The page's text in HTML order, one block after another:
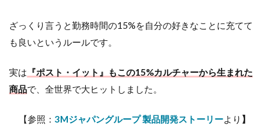
ざっくり言うと勤務時間の15%を自分の好きなことに充てて
も良いというルールです。
実は 『ポスト・イット』もこの15%カルチャーから生まれた
商品で、全世界で大ヒットしました。
【参照： 3Mジャパングループ 製品開発ストーリーより 】